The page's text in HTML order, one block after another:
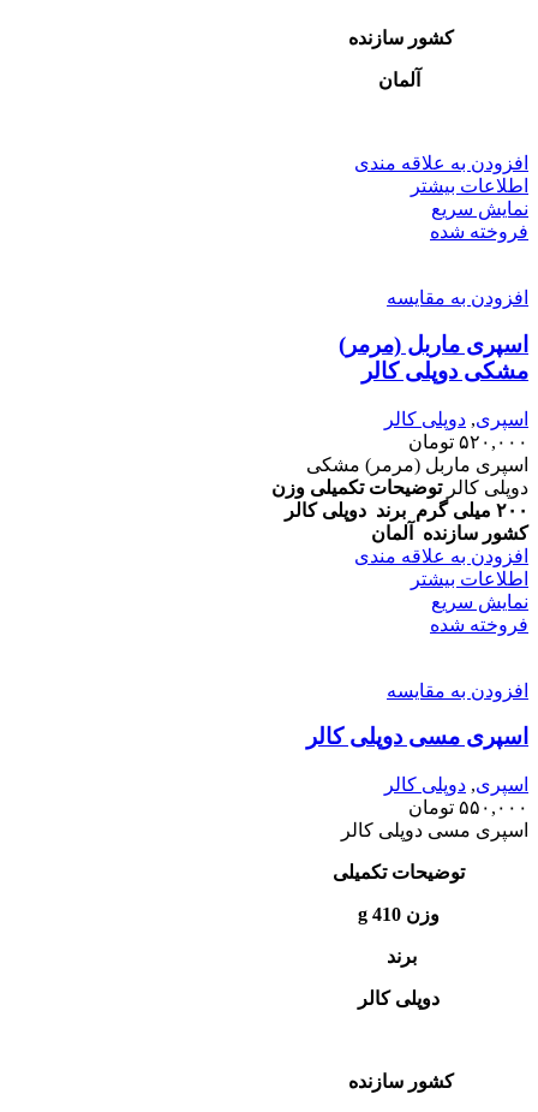
کشور سازنده
آلمان
افزودن به علاقه مندی
اطلاعات بیشتر
نمایش سریع
فروخته شده
افزودن به مقایسه
اسپری ماربل (مرمر)
مشکی دوپلی کالر
اسپری, دوپلی کالر
۵۲۰,۰۰۰ تومان
اسپری ماربل (مرمر) مشکی
دوپلی کالرتوضیحات تکمیلی وزن
۲۰۰ میلی گرم
برند دوپلی کالر
کشور سازنده
آلمان
افزودن به علاقه مندی
اطلاعات بیشتر
نمایش سریع
فروخته شده
افزودن به مقایسه
اسپری مسی دوپلی کالر
اسپری, دوپلی کالر
۵۵۰,۰۰۰ تومان
اسپری مسی دوپلی کالر
توضیحات تکمیلی
وزن 410 g
برند
دوپلی کالر
کشور سازنده